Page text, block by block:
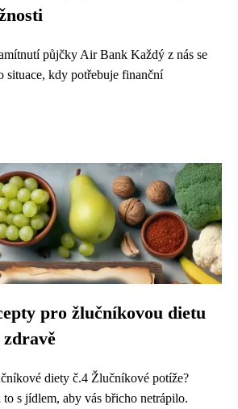
půjčky Air Bank Každý z nás se
situace, kdy potřebuje finanční
pro žlučníkovou dietu
diety č.4 Žlučníkové potíže?
s jídlem, aby vás břicho netrápilo.